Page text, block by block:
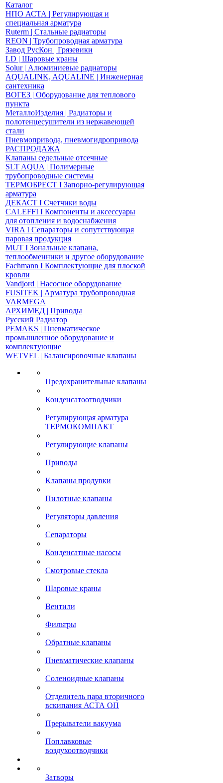
Каталог
НПО АСТА | Регулирующая и
специальная арматура
Ruterm | Стальные радиаторы
REON | Трубопроводная арматура
Завод РусКон | Грязевики
LD | Шаровые краны
Solur | Алюминиевые радиаторы
AQUALINK, AQUALINE | Инженерная
сантехника
ВОГЕЗ | Оборудование для теплового
пункта
МеталлоИзделия | Радиаторы и
полотенцесушители из нержавеющей
стали
Пневмопривода, пневмогидропривода
РАСПРОДАЖА
Клапаны седельные отсечные
SLT AQUA | Полимерные
трубопроводные системы
ТЕРМОБРЕСТ І Запорно-регулирующая
арматура
ДЕКАСТ І Счетчики воды
CALEFFI І Компоненты и аксессуары
для отопления и водоснабжения
VIRA І Сепараторы и сопутствующая
паровая продукция
MUT І Зональные клапана,
теплообменники и другое оборудование
Fachmann І Комплектующие для плоской
кровли
Vandjord | Насосное оборудование
FUSITEK | Арматура трубопроводная
VARMEGA
АРХИМЕД | Приводы
Русский Радиатор
PEMAKS | Пневматическое
промышленное оборудование и
комплектующие
WETVEL | Балансировочные клапаны
Предохранительные клапаны
Конденсатоотводчики
Регулирующая арматура
ТЕРМОКОМПАКТ
Регулирующие клапаны
Приводы
Клапаны продувки
Пилотные клапаны
Регуляторы давления
Сепараторы
Конденсатные насосы
Смотровые стекла
Шаровые краны
Вентили
Фильтры
Обратные клапаны
Пневматические клапаны
Соленоидные клапаны
Отделитель пара вторичного
вскипания АСТА ОП
Прерыватели вакуума
Поплавковые
воздухоотводчики
Затворы